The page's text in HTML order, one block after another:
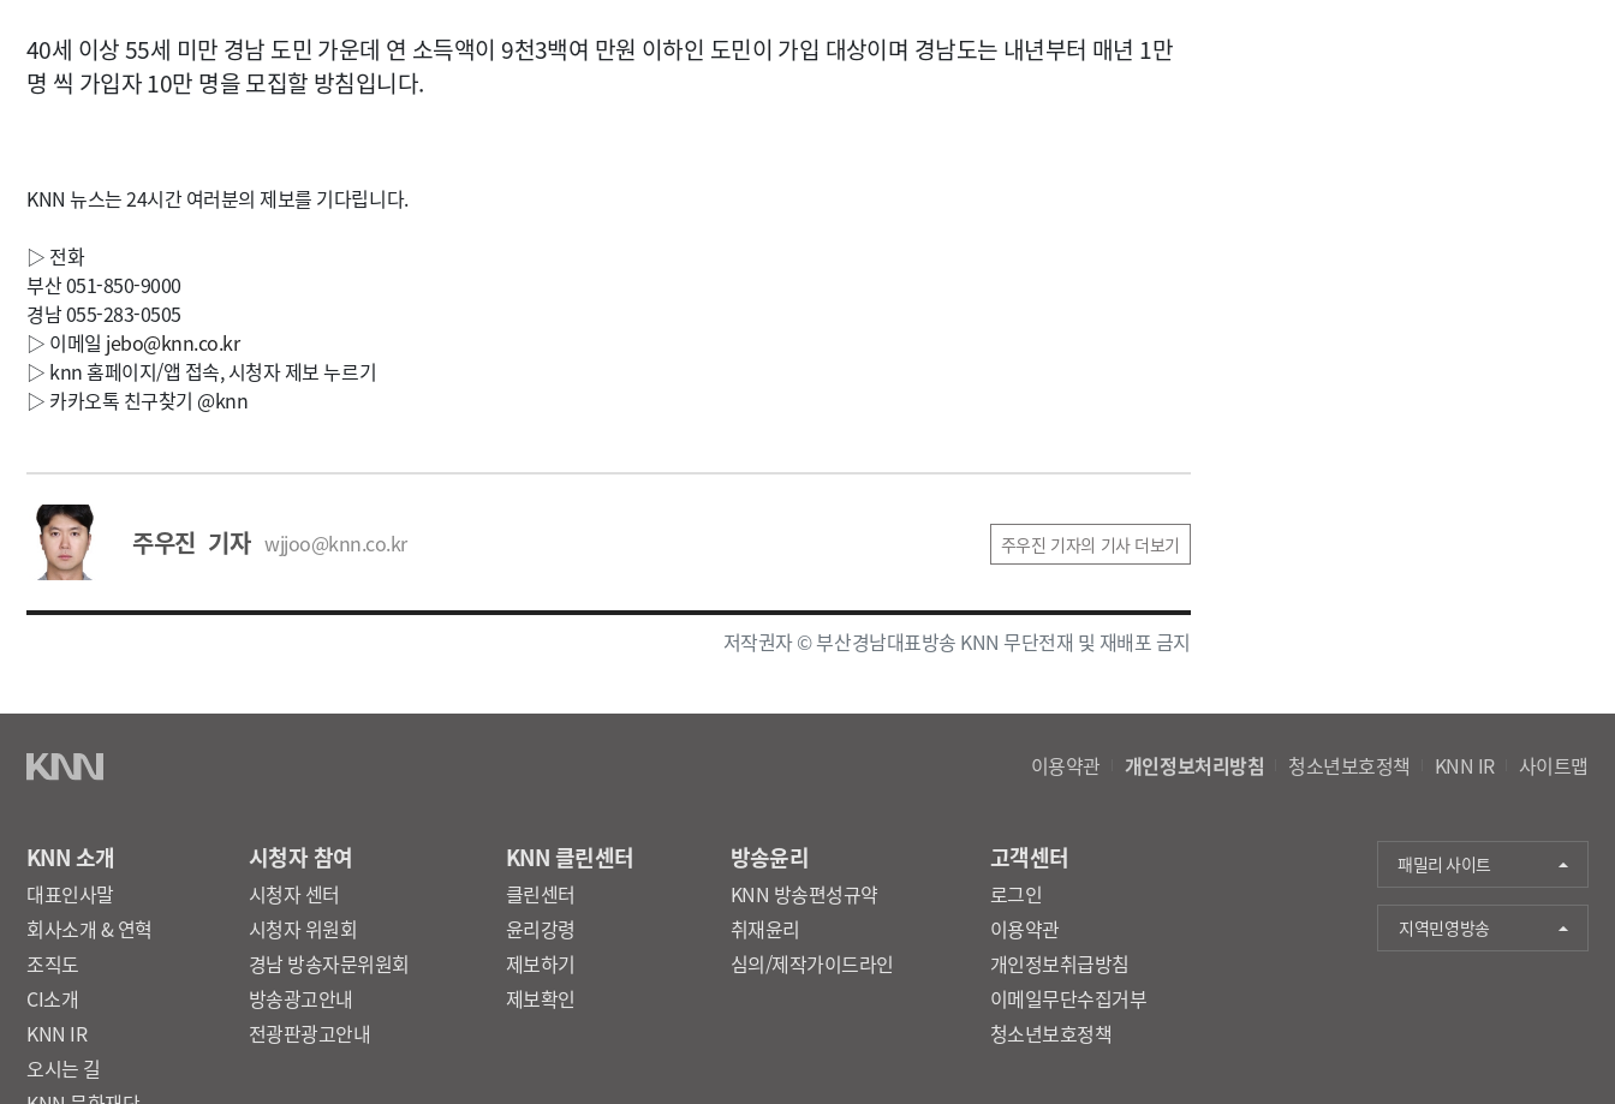
40세 이상 55세 미만 경남 도민 가운데 연 소득액이 9천3백여 만원 이하인 도민이 가입 대상이며 경남도는 내년부터 매년 1만
명 씩 가입자 10만 명을 모집할 방침입니다.
KNN 뉴스는 24시간 여러분의 제보를 기다립니다.
▷ 전화
부산 051-850-9000
경남 055-283-0505
▷ 이메일 jebo@knn.co.kr
▷ knn 홈페이지/앱 접속, 시청자 제보 누르기
▷ 카카오톡 친구찾기 @knn
주우진 기자 wjjoo@knn.co.kr 주우진 기자의 기사 더보기
저작권자 © 부산경남대표방송 KNN 무단전재 및 재배포 금지
이용약관 개인정보처리방침 청소년보호정책 KNN IR 사이트맵
KNN 소개
대표인사말
회사소개 & 연혁
조직도
CI소개
KNN IR
오시는 길
시청자 참여
시청자 센터
시청자 위원회
경남 방송자문위원회
방송광고안내
전광판광고안내
KNN 클린센터
클린센터
윤리강령
제보하기
제보확인
방송윤리
KNN 방송편성규약
취재윤리
심의/제작가이드라인
고객센터
로그인
이용약관
개인정보취급방침
이메일무단수집거부
청소년보호정책
패밀리 사이트
지역민영방송